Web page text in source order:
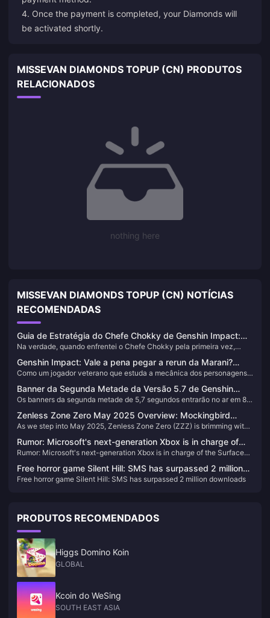
4. Once the payment is completed, your Diamonds will
be activated shortly.
MISSEVAN DIAMONDS TOPUP (CN) PRODUTOS
RELACIONADOS
nothing here
MISSEVAN DIAMONDS TOPUP (CN) NOTÍCIAS
RECOMENDADAS
Guia de Estratégia do Chefe Chokky de Genshin Impact:
Deixe-me Ensinar Como Derrotar Este Monstro Doce Sem
Erros
Na verdade, quando enfrentei o Chefe Chokky pela primeira vez,
entanto, após repetidas pesquisas e testes práticos, descobri que,
embora pareça complexo, depois de dominar a estratégia correta,
derrotá-lo não é tão difícil.
Genshin Impact: Vale a pena pegar a rerun da Marani?
Análise aprofundada da Versão 5.8 para te ajudar a decidir
Como um jogador veterano que estuda a mecânica dos personagens
maga Hydro de 5 estrelas, é realmente interessante. Sua mecânica de
surfe e o alto dano de Vaporização se destacam na versão Natlan,
mas se vale a pena pegá-la, isso realmente depende da sua situação
específica. Se você já tem Furina, Xiangling e outros personagens
essenciais para composições de equipe, e precisa de um DPS
principal Hydro, então ela pode ser uma boa opção. Mas para os
jogadores iniciantes, ainda sugiro que considerem personagens mais
versáteis como Neuvillette.
Banner da Segunda Metade da Versão 5.7 de Genshin
Impact Revelado – Ótimas Notícias para Jogadores que
Estão Tentando Conseguir Arlecchino!
Os banners da segunda metade de 5,7 segundos entrarão no ar em 8
oficialmente os detalhes dos banners da segunda metade com
Marvica e Emilie, incluindo os personagens com aumento de taxa de 4
estrelas e o pool de armas:
Zenless Zone Zero May 2025 Overview: Mockingbird
Dominance, 2.0 Preview, and Exciting Events!
As we step into May 2025, Zenless Zone Zero (ZZZ) is brimming with
need to know to maximize your in-game experience this month.
Rumor: Microsoft's next-generation Xbox is in charge of
the Surface team, and the handheld console may be under
development
Rumor: Microsoft's next-generation Xbox is in charge of the Surface
Free horror game Silent Hill: SMS has surpassed 2 million
downloads
Free horror game Silent Hill: SMS has surpassed 2 million downloads
PRODUTOS RECOMENDADOS
Higgs Domino Koin
GLOBAL
Kcoin do WeSing
SOUTH EAST ASIA